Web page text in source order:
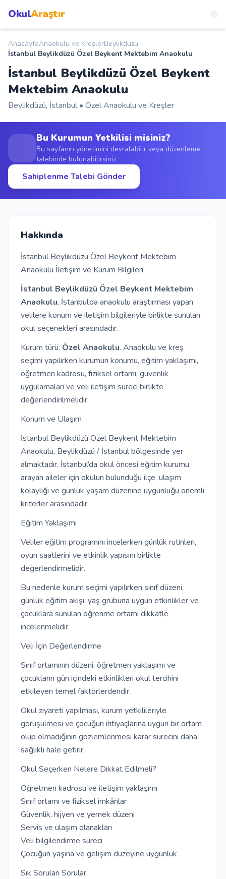
OkulAraştır
Anasayfa
Okullar
Şehirler
Kampanyalar
Duyurular
S.S.S.
Giriş Yap
Kayıt Ol
Okul Ekle
AnasayfaAnaokulu ve KreşlerBeylikdüzü
İstanbul Beylikdüzü Özel Beykent Mektebim Anaokulu
İstanbul Beylikdüzü Özel Beykent
Mektebim Anaokulu
Beylikdüzü, İstanbul • Özel Anaokulu ve Kreşler
Bu Kurumun Yetkilisi misiniz?
Bu sayfanın yönetimini devralabilir veya düzenleme
talebinde bulunabilirsiniz.
Sahiplenme Talebi Gönder
Hakkında
İstanbul Beylikdüzü Özel Beykent Mektebim
Anaokulu İletişim ve Kurum Bilgileri
İstanbul Beylikdüzü Özel Beykent Mektebim
Anaokulu, İstanbul’da anaokulu araştırması yapan
velilere konum ve iletişim bilgileriyle birlikte sunulan
okul seçenekleri arasındadır.
Kurum türü: Özel Anaokulu. Anaokulu ve kreş
seçimi yapılırken kurumun konumu, eğitim yaklaşımı,
öğretmen kadrosu, fiziksel ortamı, güvenlik
uygulamaları ve veli iletişim süreci birlikte
değerlendirilmelidir.
Konum ve Ulaşım
İstanbul Beylikdüzü Özel Beykent Mektebim
Anaokulu, Beylikdüzü / İstanbul bölgesinde yer
almaktadır. İstanbul’da okul öncesi eğitim kurumu
arayan aileler için okulun bulunduğu ilçe, ulaşım
kolaylığı ve günlük yaşam düzenine uygunluğu önemli
kriterler arasındadır.
Eğitim Yaklaşımı
Veliler eğitim programını incelerken günlük rutinleri,
oyun saatlerini ve etkinlik yapısını birlikte
değerlendirmelidir.
Bu nedenle kurum seçimi yapılırken sınıf düzeni,
günlük eğitim akışı, yaş grubuna uygun etkinlikler ve
çocuklara sunulan öğrenme ortamı dikkatle
incelenmelidir.
Veli İçin Değerlendirme
Sınıf ortamının düzeni, öğretmen yaklaşımı ve
çocukların gün içindeki etkinlikleri okul tercihini
etkileyen temel faktörlerdendir.
Okul ziyareti yapılması, kurum yetkilileriyle
görüşülmesi ve çocuğun ihtiyaçlarına uygun bir ortam
olup olmadığının gözlemlenmesi karar sürecini daha
sağlıklı hale getirir.
Okul Seçerken Nelere Dikkat Edilmeli?
Öğretmen kadrosu ve iletişim yaklaşımı
Sınıf ortamı ve fiziksel imkânlar
Güvenlik, hijyen ve yemek düzeni
Servis ve ulaşım olanakları
Veli bilgilendirme süreci
Çocuğun yaşına ve gelişim düzeyine uygunluk
Sık Sorulan Sorular